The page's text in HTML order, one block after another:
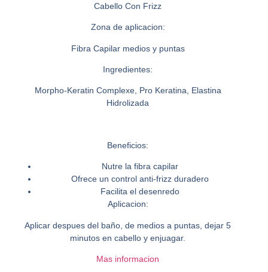
Cabello Con Frizz
Zona de aplicacion:
Fibra Capilar medios y puntas
Ingredientes:
Morpho-Keratin Complexe, Pro Keratina, Elastina
Hidrolizada
Beneficios:
Nutre la fibra capilar
Ofrece un control anti-frizz duradero
Facilita el desenredo
Aplicacion:
Aplicar despues del baño, de medios a puntas, dejar 5
minutos en cabello y enjuagar.
Mas informacion